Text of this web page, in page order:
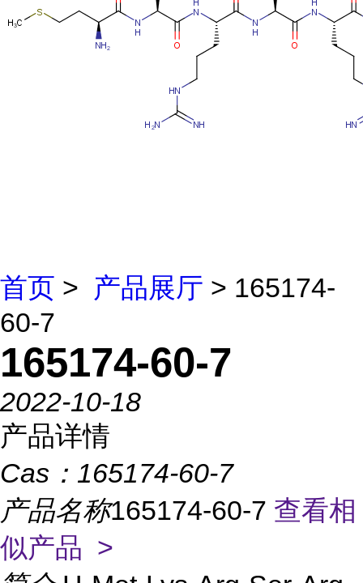
首页 > 产品展厅 > 165174-
60-7
165174-60-7
2022-10-18
产品详情
Cas： 165174-60-7
产品名称165174-60-7 查看相
似产品 >